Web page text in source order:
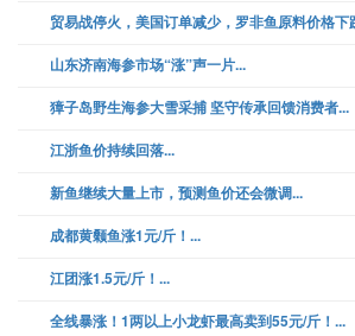
贸易战停火，美国订单减少，罗非鱼原料价格下
山东济南海参市场“涨”声一片...
獐子岛野生海参大雪采捕 坚守传承回馈消费者...
江浙鱼价持续回落...
新鱼继续大量上市，预测鱼价还会微调...
成都黄颡鱼涨1元/斤！...
江团涨1.5元/斤！...
全线暴涨！1两以上小龙虾最高卖到55元/斤！...